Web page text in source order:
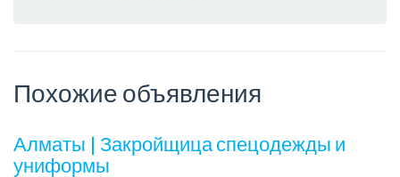
Похожие объявления
Алматы | Закройщица спецодежды и
униформы